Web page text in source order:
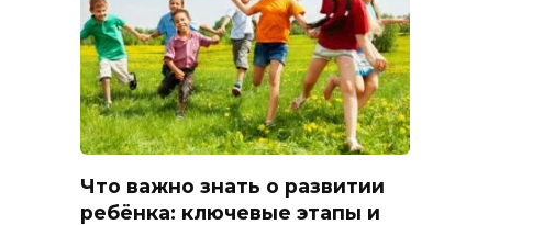
Что важно знать о развитии
ребёнка: ключевые этапы и